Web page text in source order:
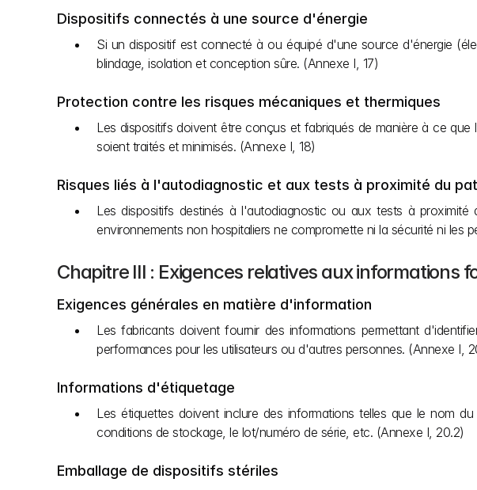
Dispositifs connectés à une source d'énergie
Si un dispositif est connecté à ou équipé d'une source d'énergie
blindage, isolation et conception sûre. (Annexe I, 17)
Protection contre les risques mécaniques et thermiques
Les dispositifs doivent être conçus et fabriqués de manière à ce
soient traités et minimisés. (Annexe I, 18)
Risques liés à l'autodiagnostic et aux tests à proximité du
Les dispositifs destinés à l'autodiagnostic ou aux tests à
environnements non hospitaliers ne compromette ni la sécurité ni les
Chapitre III : Exigences relatives aux informations
Exigences générales en matière d'information
Les fabricants doivent fournir des informations permettant
performances pour les utilisateurs ou d'autres personnes. (Annexe I,
Informations d'étiquetage
Les étiquettes doivent inclure des informations telles que le nom
conditions de stockage, le lot/numéro de série, etc. (Annexe I, 20.2)
Emballage de dispositifs stériles